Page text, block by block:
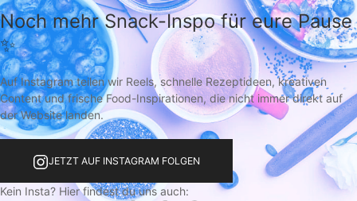
Noch mehr Snack-Inspo für eure Pause
✨
Auf Instagram teilen wir Reels, schnelle Rezeptideen, kreativen
Content und frische Food-Inspirationen, die nicht immer direkt auf
der Website landen.
JETZT AUF INSTAGRAM FOLGEN
Kein Insta? Hier findest du uns auch: